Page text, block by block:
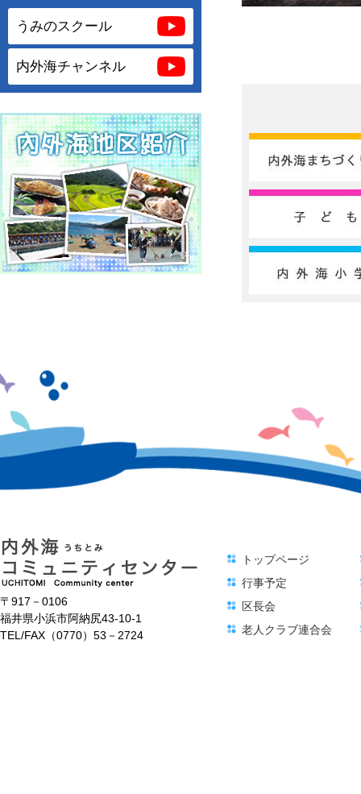
うみのスクール
内外海チャンネル
〒917－0106
福井県小浜市阿納尻43-10-1
TEL/FAX（0770）53－2724
トップページ
行事予定
区長会
老人クラブ連合会